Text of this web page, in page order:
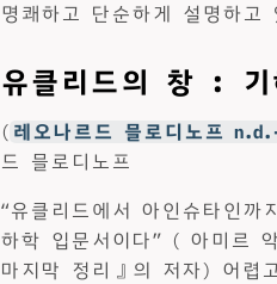
명쾌하고 단순하게 설명하고
유클리드의 창 : 기
( 레오나르드 믈로디노프
드 믈로디노프
“유클리드에서 아인슈타인
하학 입문서이다” ( 아미르
마지막 정리』의 저자) 어렵